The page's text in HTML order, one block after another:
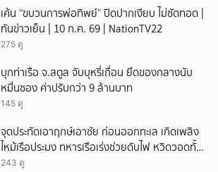
เค้น “ขบวนการพ่อทิพย์” ปิดปากเงียบ ไม่ซัดทอด |
ทันข่าวเย็น | 10 ก.ค. 69 | NationTV22
275 ดู
บุกท่าเรือ จ.สตูล จับบุหรี่เถื่อน ยึดของกลางนับ
หมื่นซอง ค่าปรับกว่า 9 ล้านบาท
145 ดู
จุดประทัดเอาฤกษ์เอาชัย ก่อนออกทะเล เกิดเพลิง
ไหม้เรือประมง ทหารเรือเร่งช่วยดับไฟ หวิดวอดทั้ง
ลำ เคราะห์ดีไร้บาดเจ็บ จ.สงขลา
243 ดู